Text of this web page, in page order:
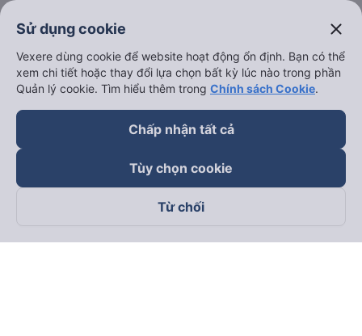
Theo dõi chúng tôi trên
Sử dụng cookie close
Vexere dùng cookie để website hoạt động ổn định. Bạn có thể
xem chi tiết hoặc thay đổi lựa chọn bất kỳ lúc nào trong phần
Quản lý cookie. Tìm hiểu thêm trong Chính sách Cookie.
Chấp nhận tất cả
Tùy chọn cookie
Từ chối